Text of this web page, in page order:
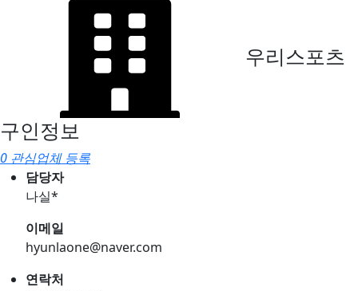
우리스포츠
구인정보
0 관심업체 등록
담당자
나실*
이메일
hyunlaone@naver.com
연락처